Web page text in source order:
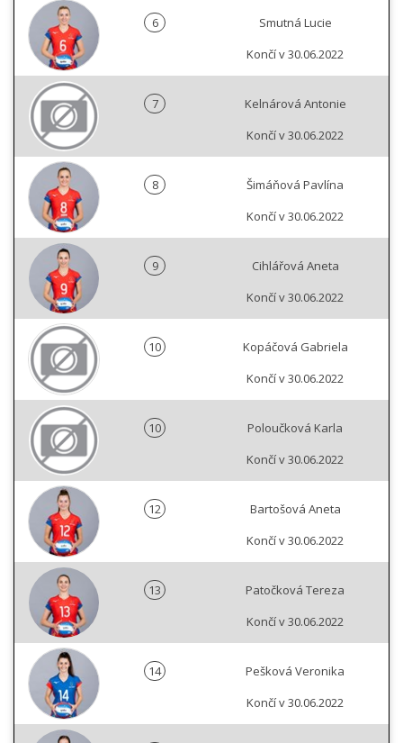
6
Smutná Lucie
Končí v 30.06.2022
7
Kelnárová Antonie
Končí v 30.06.2022
8
Šimáňová Pavlína
Končí v 30.06.2022
9
Cihlářová Aneta
Končí v 30.06.2022
10
Kopáčová Gabriela
Končí v 30.06.2022
10
Poloučková Karla
Končí v 30.06.2022
12
Bartošová Aneta
Končí v 30.06.2022
13
Patočková Tereza
Končí v 30.06.2022
14
Pešková Veronika
Končí v 30.06.2022